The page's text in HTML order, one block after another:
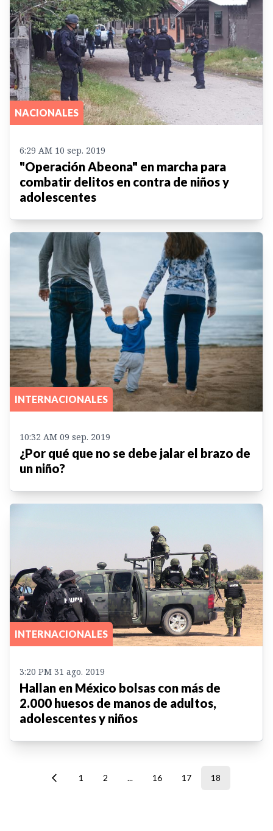
NACIONALES
6:29 AM 10 sep. 2019
"Operación Abeona" en marcha para
combatir delitos en contra de niños y
adolescentes
INTERNACIONALES
10:32 AM 09 sep. 2019
¿Por qué que no se debe jalar el brazo de
un niño?
INTERNACIONALES
3:20 PM 31 ago. 2019
Hallan en México bolsas con más de
2.000 huesos de manos de adultos,
adolescentes y niños
1 2 ... 16 17 18